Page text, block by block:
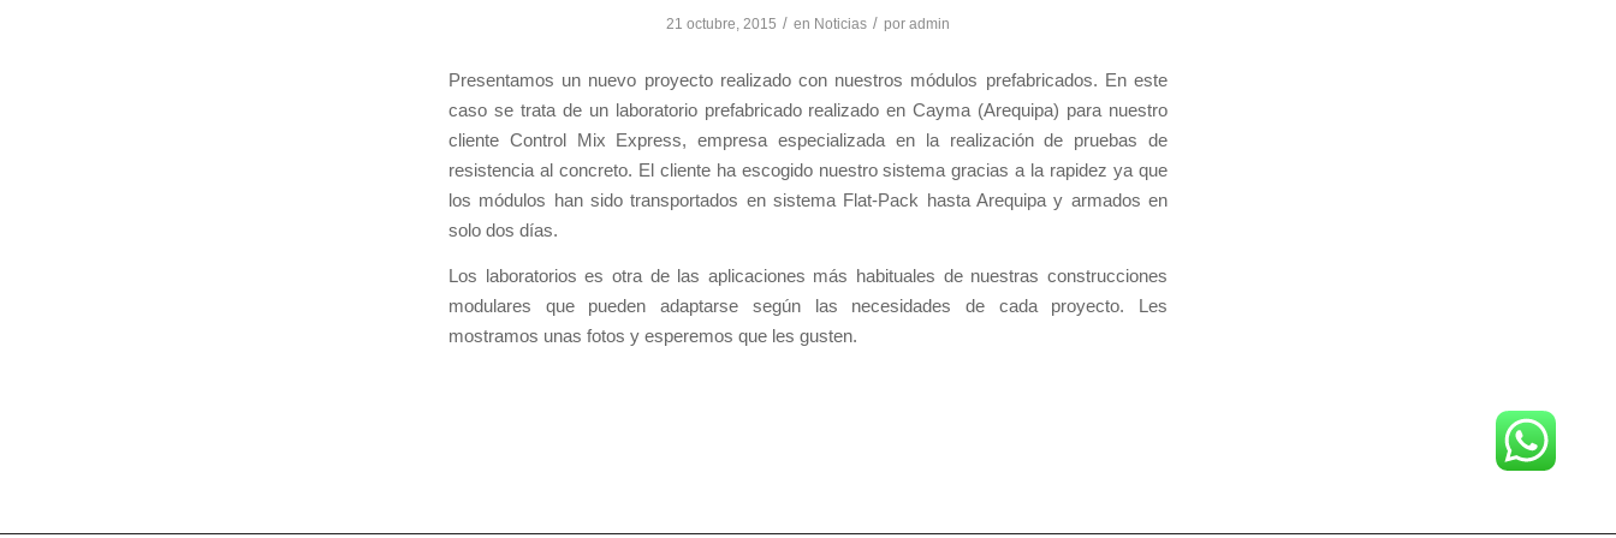
21 octubre, 2015 / en Noticias / por admin
Presentamos un nuevo proyecto realizado con nuestros módulos prefabricados. En este
caso se trata de un laboratorio prefabricado realizado en Cayma (Arequipa) para nuestro
cliente Control Mix Express, empresa especializada en la realización de pruebas de
resistencia al concreto. El cliente ha escogido nuestro sistema gracias a la rapidez ya que
los módulos han sido transportados en sistema Flat-Pack hasta Arequipa y armados en
solo dos días.
Los laboratorios es otra de las aplicaciones más habituales de nuestras construcciones
modulares que pueden adaptarse según las necesidades de cada proyecto. Les
mostramos unas fotos y esperemos que les gusten.